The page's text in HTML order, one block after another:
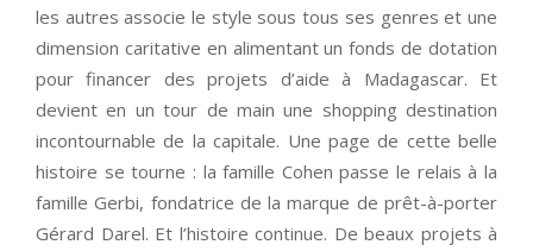
les autres associe le style sous tous ses genres et une
dimension caritative en alimentant un fonds de dotation
pour financer des projets d’aide à Madagascar. Et
devient en un tour de main une shopping destination
incontournable de la capitale. Une page de cette belle
histoire se tourne : la famille Cohen passe le relais à la
famille Gerbi, fondatrice de la marque de prêt-à-porter
Gérard Darel. Et l’histoire continue. De beaux projets à